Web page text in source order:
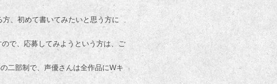
、初めて書いてみたいと思う方に
で、応募してみようという方は、ご
二部制で、声優さんは全作品にWキ